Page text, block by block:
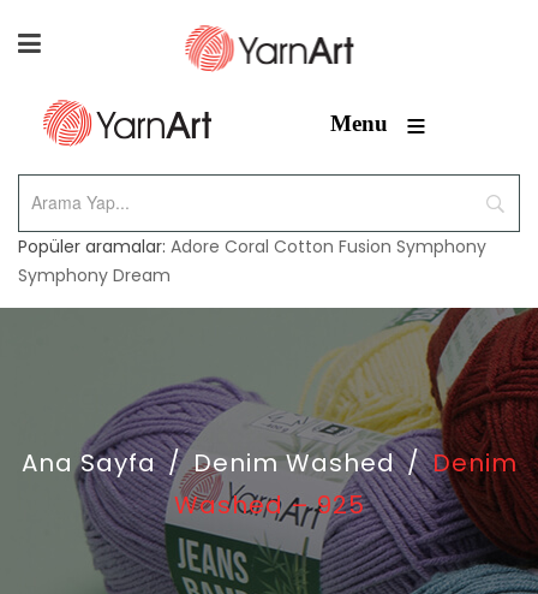
Menu ≡
Popüler aramalar: Adore Coral Cotton Fusion Symphony
Symphony Dream
Ana Sayfa / Denim Washed / Denim
Washed – 925